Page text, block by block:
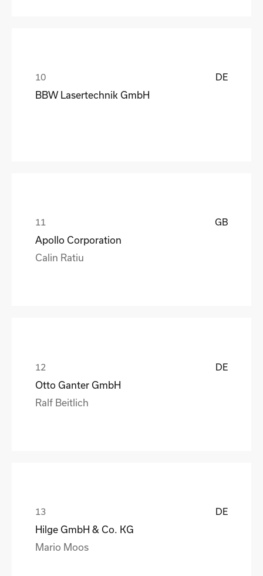
DE
BBW Lasertechnik GmbH
GB
Apollo Corporation
Calin Ratiu
DE
Otto Ganter GmbH
Ralf Beitlich
DE
Hilge GmbH & Co. KG
Mario Moos